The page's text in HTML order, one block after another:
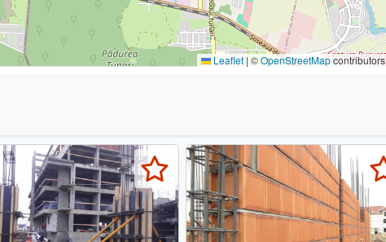
Leaflet | ©OpenStreetMapcontributors